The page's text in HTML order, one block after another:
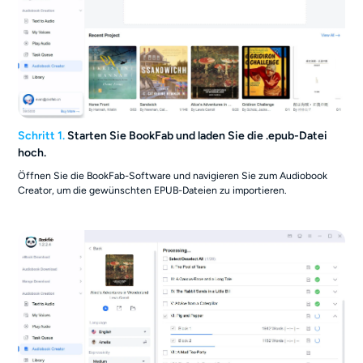
Schritt 1.Starten Sie BookFab und laden Sie die .epub-Datei
hoch.
Öffnen Sie die BookFab-Software und navigieren Sie zum Audiobook
Creator, um die gewünschten EPUB-Dateien zu importieren.